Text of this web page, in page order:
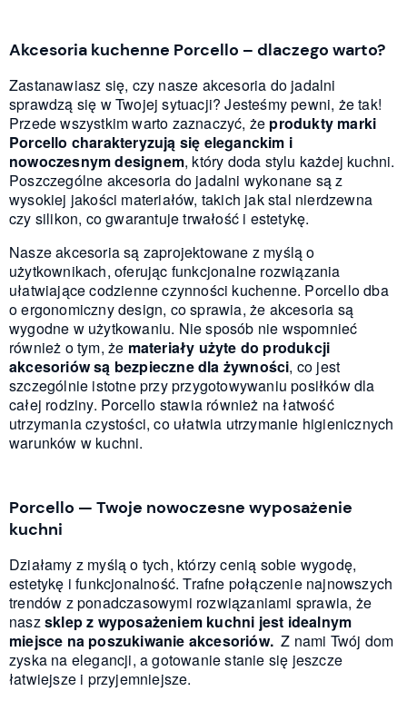
Akcesoria kuchenne Porcello – dlaczego warto?
Zastanawiasz się, czy nasze akcesoria do jadalni
sprawdzą się w Twojej sytuacji? Jesteśmy pewni, że tak!
Przede wszystkim warto zaznaczyć, że produkty marki
Porcello charakteryzują się eleganckim i
nowoczesnym designem, który doda stylu każdej kuchni.
Poszczególne akcesoria do jadalni wykonane są z
wysokiej jakości materiałów, takich jak stal nierdzewna
czy silikon, co gwarantuje trwałość i estetykę.
Nasze akcesoria są zaprojektowane z myślą o
użytkownikach, oferując funkcjonalne rozwiązania
ułatwiające codzienne czynności kuchenne. Porcello dba
o ergonomiczny design, co sprawia, że akcesoria są
wygodne w użytkowaniu. Nie sposób nie wspomnieć
również o tym, że materiały użyte do produkcji
akcesoriów są bezpieczne dla żywności, co jest
szczególnie istotne przy przygotowywaniu posiłków dla
całej rodziny. Porcello stawia również na łatwość
utrzymania czystości, co ułatwia utrzymanie higienicznych
warunków w kuchni.
Porcello — Twoje nowoczesne wyposażenie
kuchni
Działamy z myślą o tych, którzy cenią sobie wygodę,
estetykę i funkcjonalność. Trafne połączenie najnowszych
trendów z ponadczasowymi rozwiązaniami sprawia, że
naszsklep z wyposażeniem kuchni jest idealnym
miejsce na poszukiwanie akcesoriów. Z nami Twój dom
zyska na elegancji, a gotowanie stanie się jeszcze
łatwiejsze i przyjemniejsze.